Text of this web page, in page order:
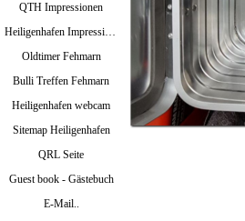
QTH Impressionen
Heiligenhafen Impressionen
Oldtimer Fehmarn
Bulli Treffen Fehmarn
Heiligenhafen webcam
Sitemap Heiligenhafen
QRL Seite
Guest book - Gästebuch
E-Mail..